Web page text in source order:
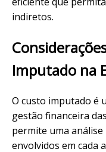
indiretos.
Imputado na
O custo imputado é
gestão financeira
permite uma análise
envolvidos em cada